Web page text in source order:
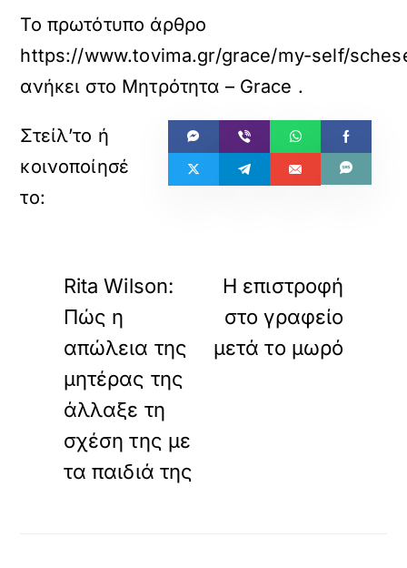
Το πρωτότυπο άρθρο
https://www.tovima.gr/grace/my-self/
ανήκει στο Μητρότητα – Grace .
Rita Wilson:
Πώς η
απώλεια της
μητέρας της
άλλαξε τη
σχέση της με
τα παιδιά της
Η επιστροφή
στο γραφείο
μετά το μωρό